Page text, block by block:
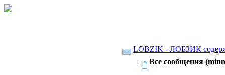
LOBZIK - ЛОБЗИК
Все сообщения